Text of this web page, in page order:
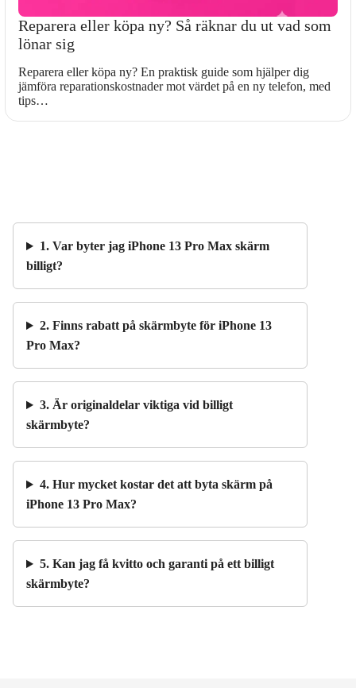
Reparera eller köpa ny? Så räknar du ut vad som
lönar sig
Reparera eller köpa ny? En praktisk guide som hjälper dig
jämföra reparationskostnader mot värdet på en ny telefon, med
tips…
1. Var byter jag iPhone 13 Pro Max skärm
billigt?
2. Finns rabatt på skärmbyte för iPhone 13
Pro Max?
3. Är originaldelar viktiga vid billigt
skärmbyte?
4. Hur mycket kostar det att byta skärm på
iPhone 13 Pro Max?
5. Kan jag få kvitto och garanti på ett billigt
skärmbyte?